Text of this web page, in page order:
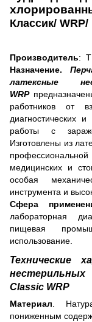
Классик/ WRP/
Производитель:
Назначение.
латексные
WRP
работников от
диагностических
работы с
Изготовлены из
медицинских и
особая
инструмента и
Сфера
лабораторная
пищевая
использование.
Технические
нестерильных
Classic WRP
Материал .
пониженным